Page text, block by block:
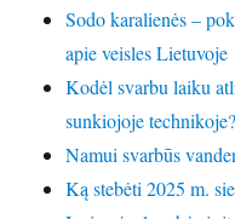
Sodo karalienės –
apie veisles Lietuvoje
Kodėl svarbu laiku
sunkiojoje technikoje?
Namui svarbūs
Ką stebėti 2025 m.